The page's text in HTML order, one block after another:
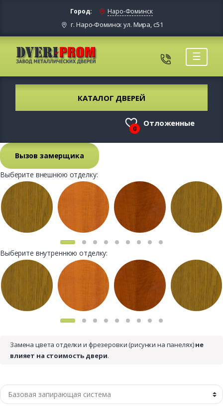
Город: Наро-Фоминск
г. Наро-Фоминск ул. Мира, с51
☰
КАТАЛОГ ДВЕРЕЙ
0
Отложенные
Вызов замерщика
Выберите внешнюю отделку:
Выберите внутреннюю отделку:
Замена цвета отделки и фрезеровки (рисунки на панелях)не
влияет на стоимость двери.